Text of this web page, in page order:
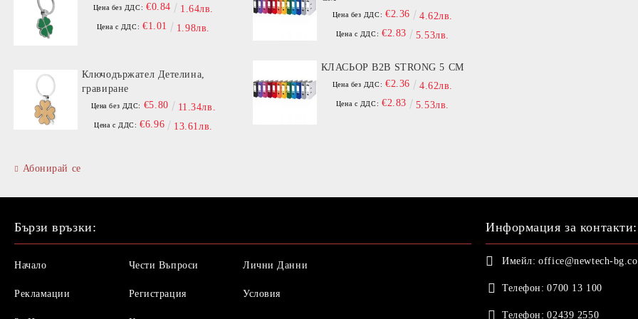
Цена без ДДС: €0.84 1.64лв.
Цена с ДДС: €1.01 1.98лв.
Ключодържател Детелина,
гравиране
Цена без ДДС: €5.80 11.34лв.
Цена с ДДС: €6.96 13.61лв.
Абонирай се
Цена без ДДС: €2.36 4.62лв.
Цена с ДДС: €2.83 5.53лв.
КЛАСЬОР B2B STRONG 5 СМ
Цена без ДДС: €2.36 4.62лв.
Цена с ДДС: €2.83 5.53лв.
Бързи връзки:
Начало
Рекламации
Чести Въпроси
Регистрация
Лични Данни
Условия
Информация за контакти:
Имейл: office@newtech-
Телефон: 0700 13 100
Телефон: 02439 2550